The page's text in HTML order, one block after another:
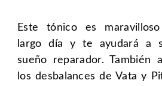
Este tónico es
largo día y te ayudará a
sueño reparador. También
los desbalances de Vata y